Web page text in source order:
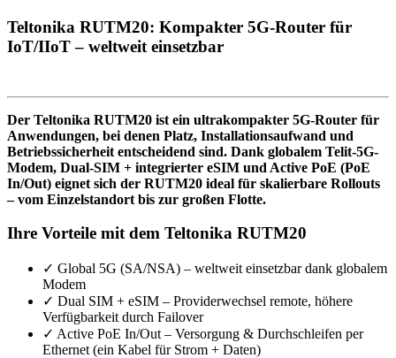
Teltonika RUTM20: Kompakter 5G-Router für
IoT/IIoT – weltweit einsetzbar
Der Teltonika RUTM20 ist ein ultrakompakter 5G-Router für
Anwendungen, bei denen Platz, Installationsaufwand und
Betriebssicherheit entscheidend sind. Dank globalem Telit-5G-
Modem, Dual-SIM + integrierter eSIM und Active PoE (PoE
In/Out) eignet sich der RUTM20 ideal für skalierbare Rollouts
– vom Einzelstandort bis zur großen Flotte.
Ihre Vorteile mit dem Teltonika RUTM20
✓ Global 5G (SA/NSA) – weltweit einsetzbar dank globalem
Modem
✓ Dual SIM + eSIM – Providerwechsel remote, höhere
Verfügbarkeit durch Failover
✓ Active PoE In/Out – Versorgung & Durchschleifen per
Ethernet (ein Kabel für Strom + Daten)